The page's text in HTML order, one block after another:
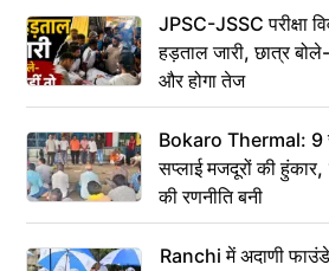
JPSC-JSSC परीक्षा
हड़ताल जारी, छात्र
और होगा तेज
Bokaro Thermal: 9
सप्लाई मजदूरों की
की रणनीति बनी
Ranchi में अदाणी